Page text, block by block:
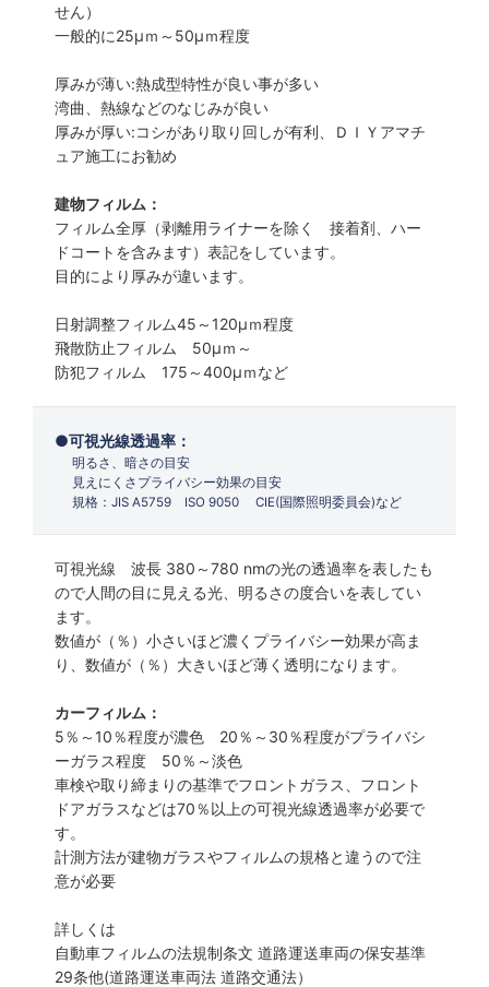
せん）
一般的に25µｍ～50µｍ程度
厚みが薄い:熱成型特性が良い事が多い
湾曲、熱線などのなじみが良い
厚みが厚い:コシがあり取り回しが有利、ＤＩＹアマチ
ュア施工にお勧め
建物フィルム：
フィルム全厚（剥離用ライナーを除く 接着剤、ハー
ドコートを含みます）表記をしています。
目的により厚みが違います。
日射調整フィルム45～120µｍ程度
飛散防止フィルム 50µｍ～
防犯フィルム 175～400µｍなど
可視光線透過率：
明るさ、暗さの目安
見えにくさプライバシー効果の目安
規格：JIS A5759 ISO 9050 CIE(国際照明委員会)など
可視光線 波長 380～780 nmの光の透過率を表したも
ので人間の目に見える光、明るさの度合いを表してい
ます。
数値が（％）小さいほど濃くプライバシー効果が高ま
り、数値が（％）大きいほど薄く透明になります。
カーフィルム：
5％～10％程度が濃色 20％～30％程度がプライバシ
ーガラス程度 50％～淡色
車検や取り締まりの基準でフロントガラス、フロント
ドアガラスなどは70％以上の可視光線透過率が必要で
す。
計測方法が建物ガラスやフィルムの規格と違うので注
意が必要
詳しくは
自動車フィルムの法規制条文 道路運送車両の保安基準
29条他(道路運送車両法 道路交通法）